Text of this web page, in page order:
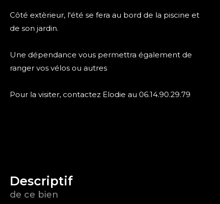
Côté extèrieur, l'été se fera au bord de la piscine et
de son jardin.
Une dépendance vous permettra également de
ranger vos vélos ou autres
Pour la visiter, contactez Elodie au 06.14.90.29.79
descriptif
de ce bien